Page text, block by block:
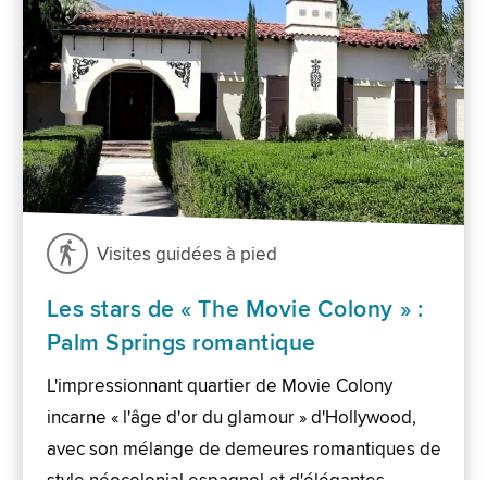
Visites guidées à pied
Les stars de « The Movie Colony » :
Palm Springs romantique
L'impressionnant quartier de Movie Colony
incarne « l'âge d'or du glamour » d'Hollywood,
avec son mélange de demeures romantiques de